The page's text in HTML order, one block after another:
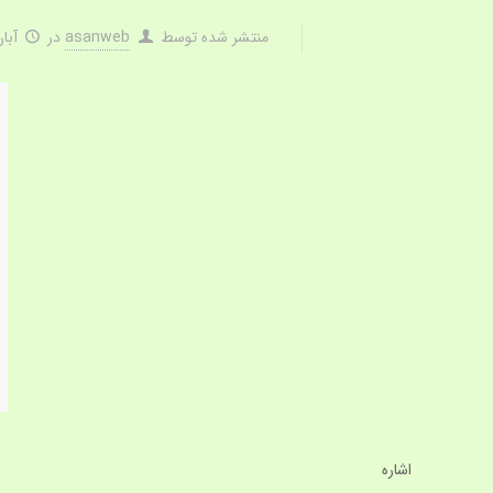
منتشر شده توسط asanweb در آبان
اشاره